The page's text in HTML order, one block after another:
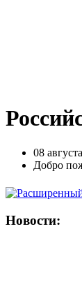
08
Добро
Новости: